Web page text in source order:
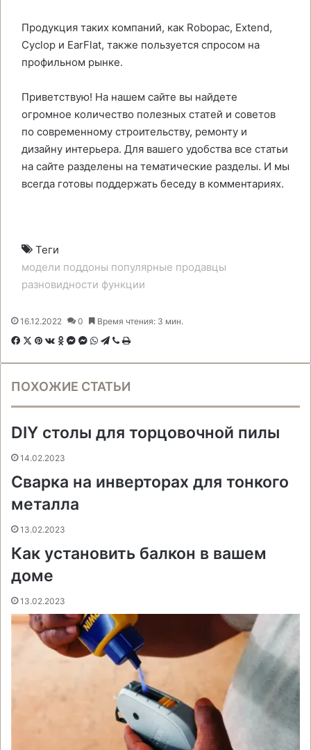
Продукция таких компаний, как Robopac, Extend,
Cyclop и EarFlat, также пользуется спросом на
профильном рынке.
Приветствую! На нашем сайте вы найдете
огромное количество полезных статей и советов
по современному строительству, ремонту и
дизайну интерьера. Для вашего удобства все статьи
на сайте разделены на тематические разделы. И мы
всегда готовы поддержать беседу в комментариях.
Теги
модели поддоны популярные продавцы
разновидности функции
16.12.2022 0 Время чтения: 3 мин.
F
e
o
X P
t
e
t
В
н
к
е
О
о
а
и
к
M
s
g
M
s
g
W
t
p
p
T
e
a
V
e
т
ПОХОЖИЕ СТАТЬИ
DIY столы для торцовочной пилы
14.02.2023
Сварка на инверторах для тонкого
металла
13.02.2023
Как установить балкон в вашем
доме
13.02.2023